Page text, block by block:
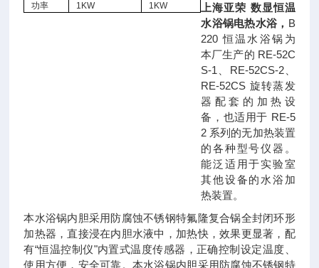
功率 1KW 1KW
上海亚荣 数显恒温
水浴锅电热水浴， B
220 恒温水浴锅为
本厂生产的 RE-52C
S-1、RE-52CS-2、
RE-52CS 旋转蒸发
器配套的加热设
备，也适用于 RE-5
2 系列的无加热装置
的各种型号仪器。
能泛适用于实验室
其他设备的水浴加
热装置。
本水浴锅内胆采用防腐蚀不锈钢特氟隆复合锅全封闭环形
加热器，直接浸在内胆水液中，加热快，效果更显著，配
有“恒温控制仪"内置式温度传感器，正确控制设定温度、
使用方便，安全可靠。 本水浴锅内胆采用防腐蚀不锈钢特